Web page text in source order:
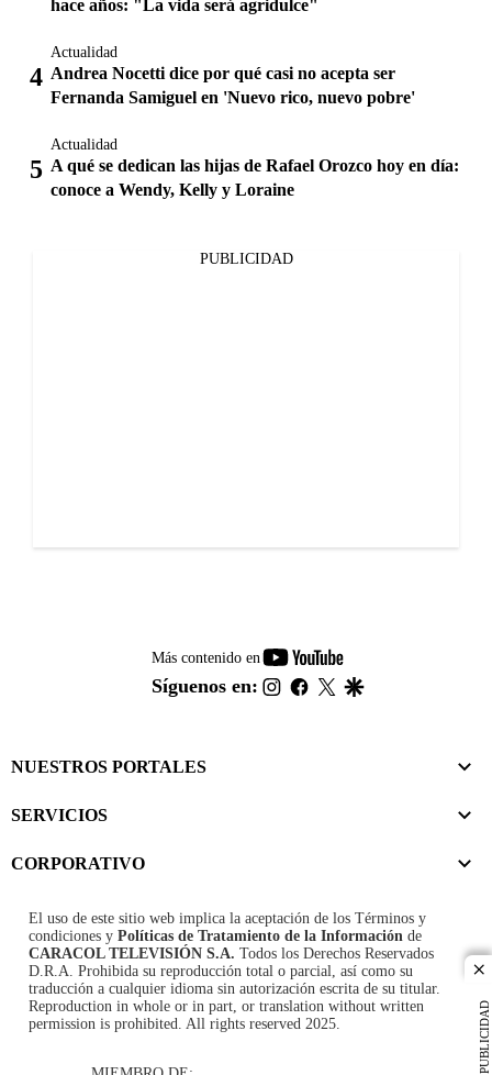
PUBLICIDAD
hace años: "La vida será agridulce"
Actualidad
Andrea Nocetti dice por qué casi no acepta ser
Fernanda Samiguel en 'Nuevo rico, nuevo pobre'
Actualidad
A qué se dedican las hijas de Rafael Orozco hoy en día:
conoce a Wendy, Kelly y Loraine
PUBLICIDAD
Más contenido en
youtube-
footer
Síguenos en: instagram
facebook
twitter
NUESTROS PORTALES
SERVICIOS
CORPORATIVO
El uso de este sitio web implica la aceptación de los Términos y
condiciones y Políticas de Tratamiento de la Información de
CARACOL TELEVISIÓN S.A. Todos los Derechos Reservados
D.R.A. Prohibida su reproducción total o parcial, así como su
traducción a cualquier idioma sin autorización escrita de su titular.
Reproduction in whole or in part, or translation without written
permission is prohibited. All rights reserved 2025.